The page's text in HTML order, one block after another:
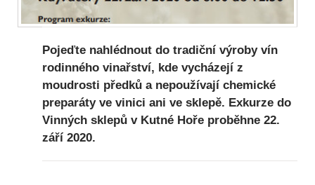
Pojeďte nahlédnout do tradiční výroby vín
rodinného vinařství, kde vycházejí z
moudrosti předků a nepoužívají chemické
preparáty ve vinici ani ve sklepě. Exkurze do
Vinných sklepů v Kutné Hoře proběhne 22.
září 2020.